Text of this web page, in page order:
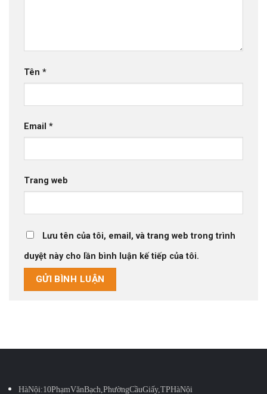
Tên *
Email *
Trang web
Lưu tên của tôi, email, và trang web trong trình
duyệt này cho lần bình luận kế tiếp của tôi.
Hà Nội: 10 Phạm Văn Bạch, Phường Cầu Giấy, TP Hà Nội